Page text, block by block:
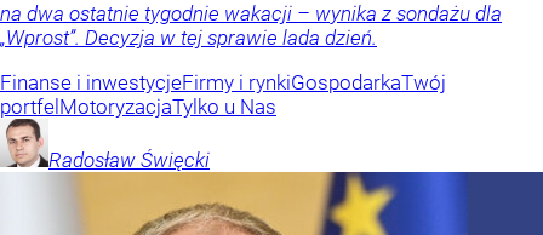
na dwa ostatnie tygodnie wakacji – wynika z sondażu dla
„Wprost”. Decyzja w tej sprawie lada dzień.
Finanse i inwestycjeFirmy i rynkiGospodarkaTwój
portfelMotoryzacjaTylko u Nas
Radosław Święcki